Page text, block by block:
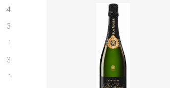
4
3
1
3
1